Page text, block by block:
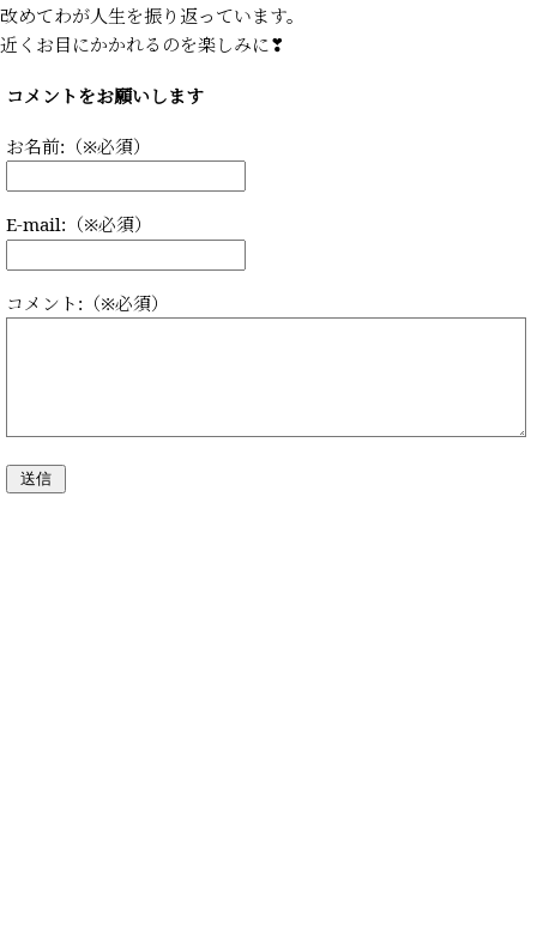
改めてわが人生を振り返っています。
近くお目にかかれるのを楽しみに❣
コメントをお願いします
お名前:（※必須）
E-mail:（※必須）
コメント:（※必須）